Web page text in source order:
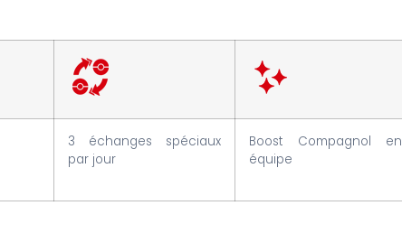
3 échanges spéciaux
par jour
Boost Compagnol en
équipe